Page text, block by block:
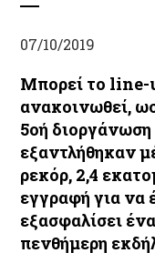
07/10/2019
Μπορεί το line-
ανακοινωθεί,
5οή
εξαντλήθηκαν
ρεκόρ, 2,4
εγγραφή για να
εξασφαλίσει
πενθήμερη